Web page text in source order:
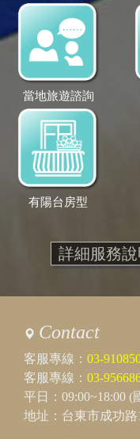
當地旅遊諮詢
有陽台房型
詳細服務
Contact
客服專線： 03-
客服專線： 03-
平日：09:00~18:00
地址：台東市成功路